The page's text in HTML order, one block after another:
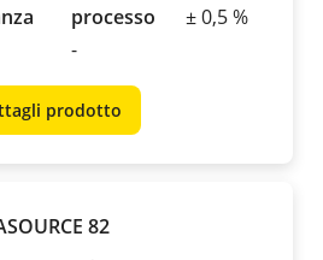
processo
-
± 0,5 %
prodotto
82